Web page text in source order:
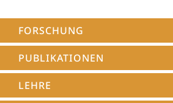
FORSCHUNG
PUBLIKATIONEN
LEHRE